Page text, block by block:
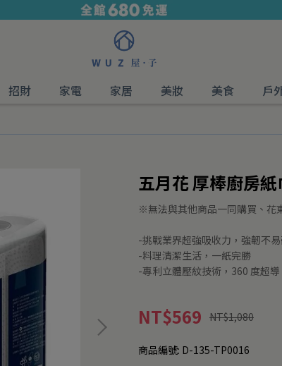
招財 家電 家居 美妝 美食 戶
五月花 厚棒廚房
※無法與其他商品一同購買、花
-挑戰業界超強吸收力，強韌不
-料理清潔生活，一紙完勝
-專利立體壓紋技術，360 度超導
NT$569 NT$1,080
商品編號: D-135-TP0016